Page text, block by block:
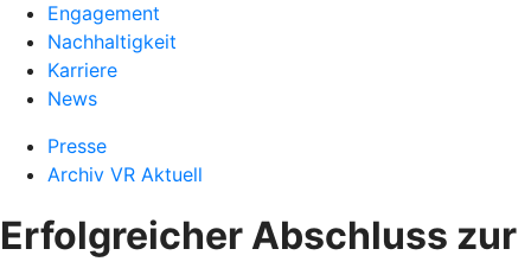
Engagement
Nachhaltigkeit
Karriere
News
Presse
Archiv VR Aktuell
Erfolgreicher Abschluss zur